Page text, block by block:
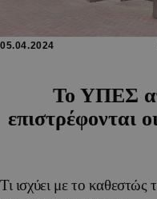
05.04.2024
Το ΥΠΕΣ
επιστρέφονται
Τι ισχύει με το καθεστώς